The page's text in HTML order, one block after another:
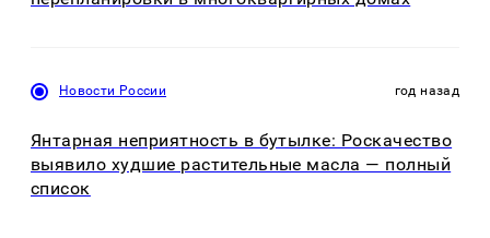
Новости России год назад
Янтарная неприятность в бутылке: Роскачество
выявило худшие растительные масла — полный
список